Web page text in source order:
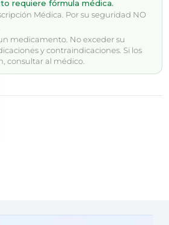
requiere fórmula médica.
Médica. Por su seguridad NO
medicamento. No exceder su
y contraindicaciones. Si los
consultar al médico.